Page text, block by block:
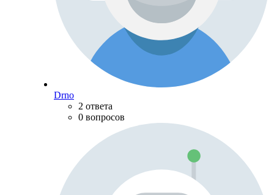
Drno
2 ответа
0 вопросов